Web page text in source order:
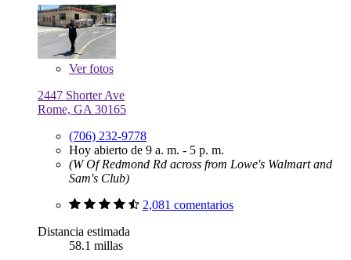
Verfotos
2447 Shorter Ave
Rome, GA 30165
(706) 232-9778
Hoy abierto de 9 a. m. - 5 p. m.
(W Of Redmond Rd across from Lowe's Walmart and
Sam's Club)
2,081 comentarios
Distancia estimada
58.1 millas